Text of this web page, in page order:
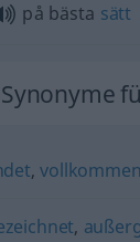
på bästa sätt
Synonyme
,vollkommen
,